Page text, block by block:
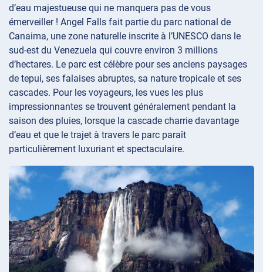
d’eau majestueuse qui ne manquera pas de vous
émerveiller ! Angel Falls fait partie du parc national de
Canaima, une zone naturelle inscrite à l’UNESCO dans le
sud-est du Venezuela qui couvre environ 3 millions
d’hectares. Le parc est célèbre pour ses anciens paysages
de tepui, ses falaises abruptes, sa nature tropicale et ses
cascades. Pour les voyageurs, les vues les plus
impressionnantes se trouvent généralement pendant la
saison des pluies, lorsque la cascade charrie davantage
d’eau et que le trajet à travers le parc paraît
particulièrement luxuriant et spectaculaire.